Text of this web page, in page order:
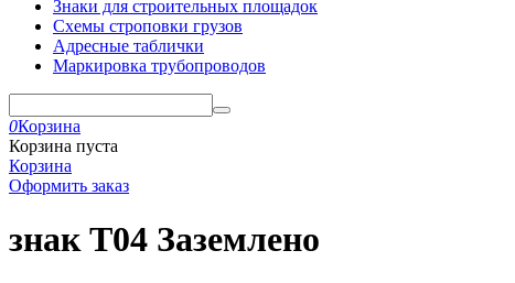
Знаки для строительных площадок
Схемы строповки грузов
Адресные таблички
Маркировка трубопроводов
0Корзина
Корзина пуста
Корзина
Оформить заказ
знак T04 Заземлено